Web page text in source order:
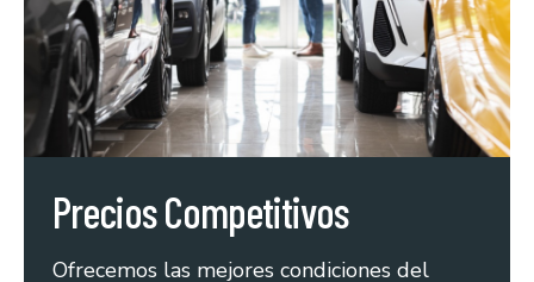
Precios Competitivos
Ofrecemos las mejores condiciones del